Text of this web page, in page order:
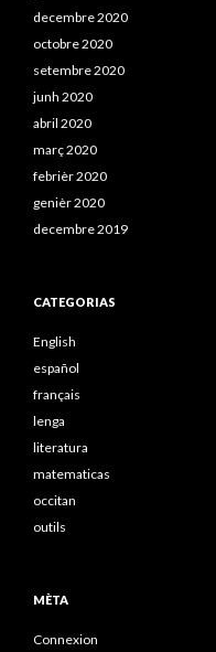
decembre 2020
octobre 2020
setembre 2020
junh 2020
abril 2020
març 2020
febrièr 2020
genièr 2020
decembre 2019
CATEGORIAS
English
español
français
lenga
literatura
matematicas
occitan
outils
MÈTA
Connexion